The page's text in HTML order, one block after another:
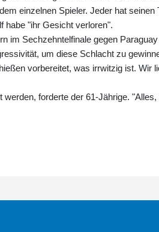
einzelnen Spieler. Jeder hat
habe "ihr Gesicht verloren".
im Sechzehntelfinale gegen
um diese Schlacht zu
vorbereitet, was irrwitzig ist. Wir
forderte der 61-Jährige.